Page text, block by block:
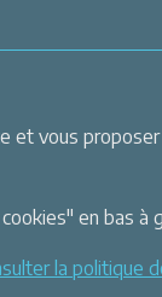
les dernières
et vous
en bas à
la politique